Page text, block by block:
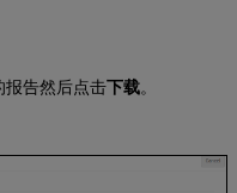
报告然后点击下载。